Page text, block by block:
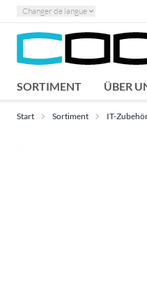
Changer de langue
SORTIMENT ÜBER
Start Sortiment IT-